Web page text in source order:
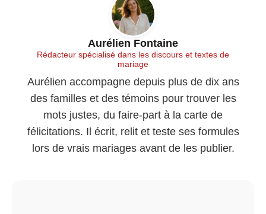
Aurélien Fontaine
Rédacteur spécialisé dans les discours et textes de
mariage
Aurélien accompagne depuis plus de dix ans
des familles et des témoins pour trouver les
mots justes, du faire-part à la carte de
félicitations. Il écrit, relit et teste ses formules
lors de vrais mariages avant de les publier.